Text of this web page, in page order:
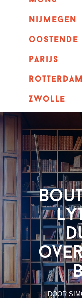
nijmegen
oostende
parijs
rotterdam
Zwolle
DOOR